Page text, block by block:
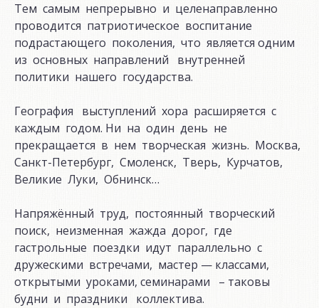
Тем самым непрерывно и целенаправленно
проводится патриотическое воспитание
подрастающего поколения, что является одним
из основных направлений внутренней
политики нашего государства.
География выступлений хора расширяется с
каждым годом. Ни на один день не
прекращается в нем творческая жизнь. Москва,
Санкт-Петербург, Смоленск, Тверь, Курчатов,
Великие Луки, Обнинск…
Напряжённый труд, постоянный творческий
поиск, неизменная жажда дорог, где
гастрольные поездки идут параллельно с
дружескими встречами, мастер — классами,
открытыми уроками, семинарами – таковы
будни и праздники коллектива.